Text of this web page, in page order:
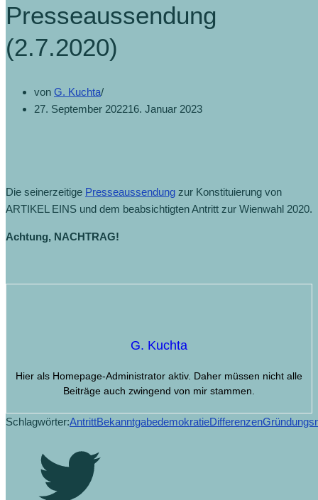
Presseaussendung
(2.7.2020)
von G. Kuchta
27. September 202216. Januar 2023
Die seinerzeitige Presseaussendung zur Konstituierung von
ARTIKEL EINS und dem beabsichtigten Antritt zur Wienwahl 2020.
Achtung, NACHTRAG!
G. Kuchta
Hier als Homepage-Administrator aktiv. Daher müssen nicht alle
Beiträge auch zwingend von mir stammen.
Schlagwörter:AntrittBekanntgabedemokratieDifferenzen